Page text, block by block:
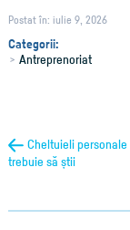
Postat în: iulie 9, 2026
Categorii:
Antreprenoriat
Cheltuieli personale
trebuie să știi